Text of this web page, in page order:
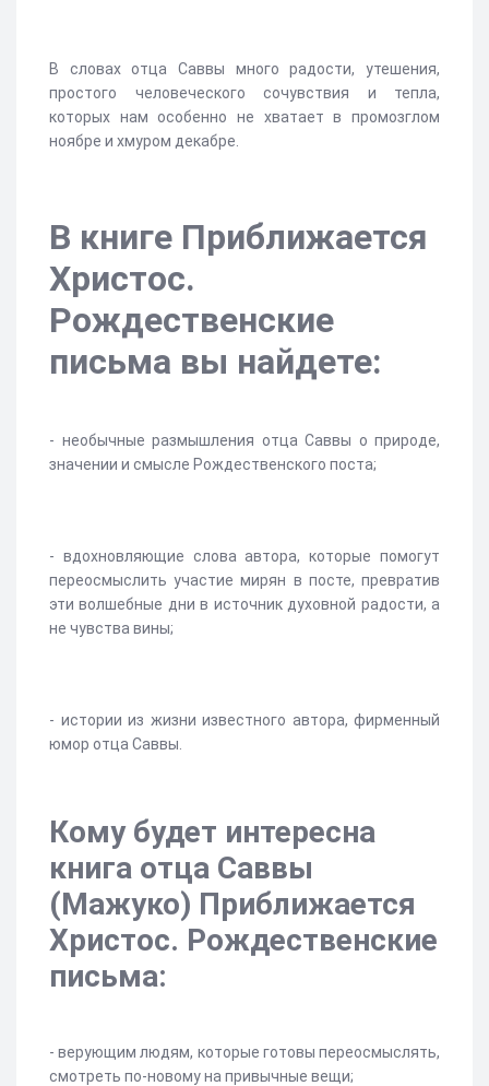
В словах отца Саввы много радости, утешения,
простого человеческого сочувствия и тепла,
которых нам особенно не хватает в промозглом
ноябре и хмуром декабре.
В книге Приближается
Христос.
Рождественские
письма вы найдете:
- необычные размышления отца Саввы о природе,
значении и смысле Рождественского поста;
- вдохновляющие слова автора, которые помогут
переосмыслить участие мирян в посте, превратив
эти волшебные дни в источник духовной радости, а
не чувства вины;
- истории из жизни известного автора, фирменный
юмор отца Саввы.
Кому будет интересна
книга отца Саввы
(Мажуко) Приближается
Христос. Рождественские
письма:
- верующим людям, которые готовы переосмыслять,
смотреть по-новому на привычные вещи;